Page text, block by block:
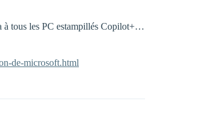
à tous les PC estampillés Copilot+…
de-microsoft.html